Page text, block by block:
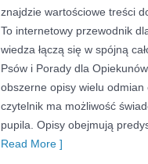
znajdzie wartościowe treści
To internetowy przewodnik
wiedza łączą się w spójną
Psów i Porady dla
obszerne opisy wielu
czytelnik ma możliwość
pupila. Opisy obejmują
Read More ]